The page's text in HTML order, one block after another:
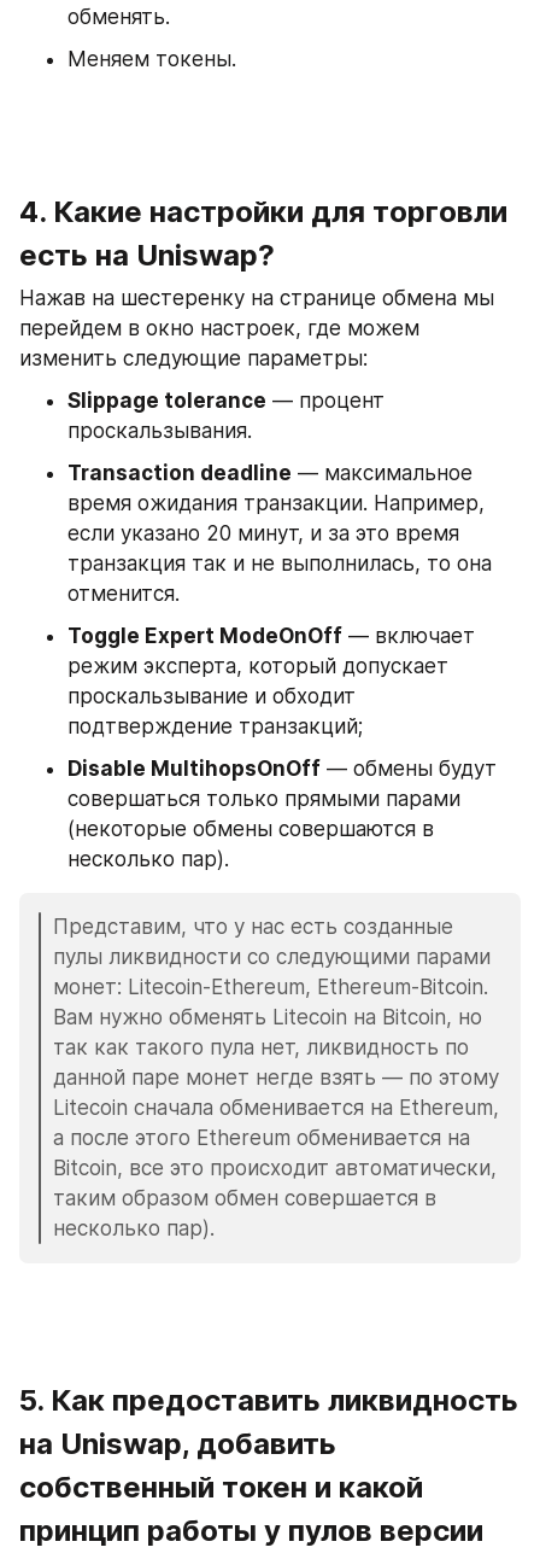
обменять.
Меняем токены.
4. Какие настройки для торговли
есть на Uniswap?
Нажав на шестеренку на странице обмена мы
перейдем в окно настроек, где можем
изменить следующие параметры:
Slippage tolerance — процент
проскальзывания.
Transaction deadline — максимальное
время ожидания транзакции. Например,
если указано 20 минут, и за это время
транзакция так и не выполнилась, то она
отменится.
Toggle Expert ModeOnOff — включает
режим эксперта, который допускает
проскальзывание и обходит
подтверждение транзакций;
Disable MultihopsOnOff — обмены будут
совершаться только прямыми парами
(некоторые обмены совершаются в
несколько пар).
Представим, что у нас есть созданные
пулы ликвидности со следующими парами
монет: Litecoin-Ethereum, Ethereum-Bitcoin.
Вам нужно обменять Litecoin на Bitcoin, но
так как такого пула нет, ликвидность по
данной паре монет негде взять — по этому
Litecoin сначала обменивается на Ethereum,
а после этого Ethereum обменивается на
Bitcoin, все это происходит автоматически,
таким образом обмен совершается в
несколько пар).
5. Как предоставить ликвидность
на Uniswap, добавить
собственный токен и какой
принцип работы у пулов версии